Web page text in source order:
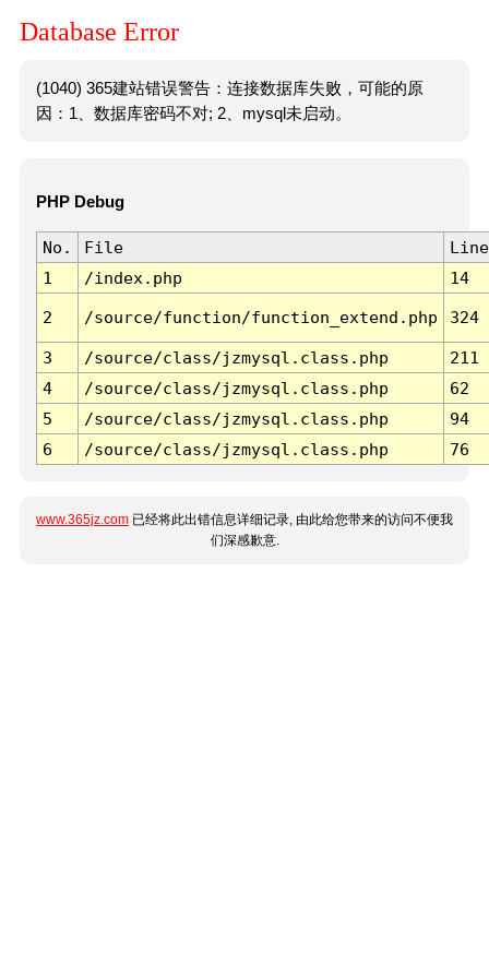
Database Error
(1040) 365建站错误警告：连接数据库失败，可能的原
因：1、数据库密码不对; 2、mysql未启动。
PHP Debug
No. File
Line
1
/index.php 14
2 /source/function/function_extend.php 324
3 /source/class/jzmysql.class.php
211
4
/source/class/jzmysql.class.php
62
5
/source/class/jzmysql.class.php
94
6
/source/class/jzmysql.class.php 76
www.365jz.com 已经将此出错信息详细记录, 由此给您带来的访问不便我
们深感歉意.